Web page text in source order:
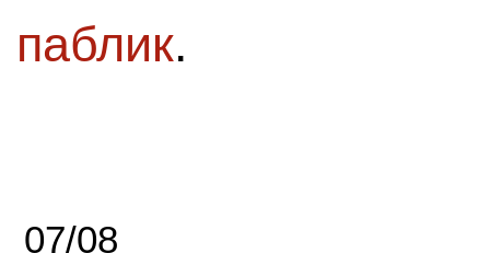
паблик.
07/08